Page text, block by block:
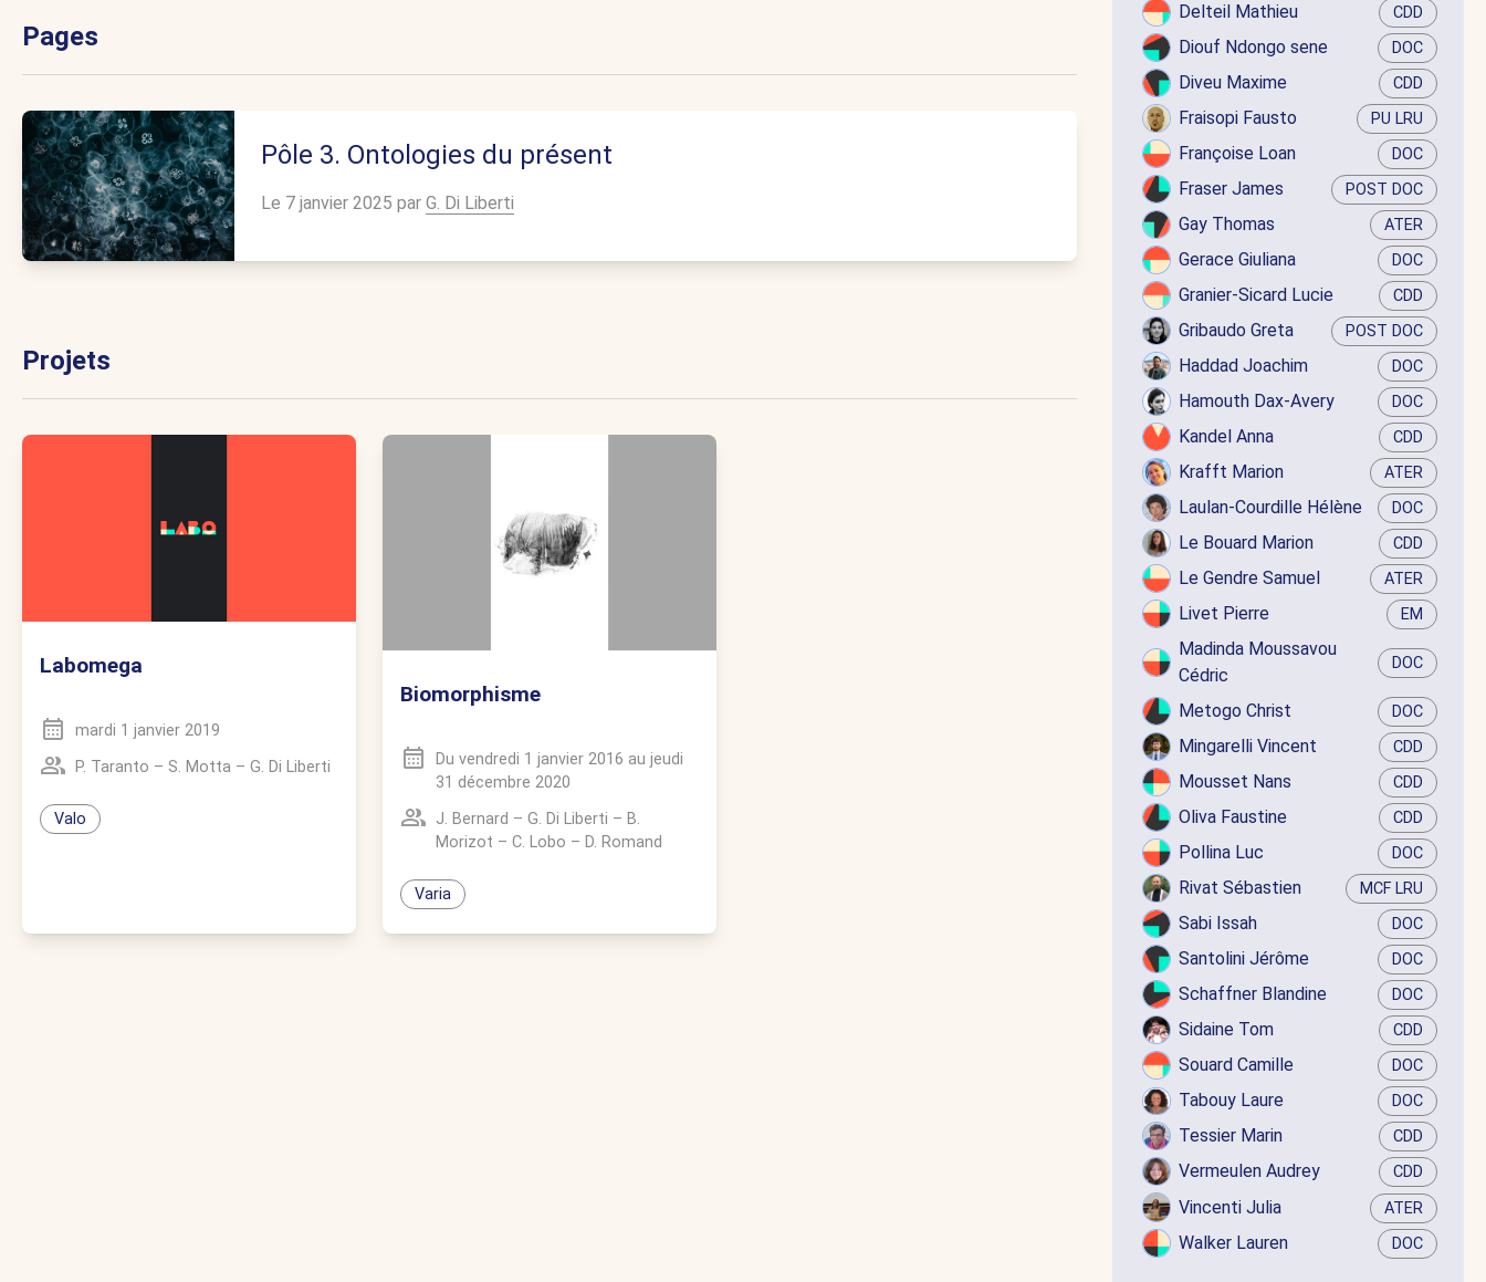
Pages
Pôle 3. Ontologies du présent
Le 7 janvier 2025 par G. Di Liberti
Projets
Labomega
mardi 1 janvier 2019
P. Taranto – S. Motta – G. Di Liberti
Valo
Biomorphisme
Du vendredi 1 janvier 2016 au jeudi
31 décembre 2020
J. Bernard – G. Di Liberti – B.
Morizot – C. Lobo – D. Romand
Varia
Delteil Mathieu CDD
Diouf Ndongo sene DOC
Diveu Maxime CDD
Fraisopi Fausto PU LRU
Françoise Loan DOC
Fraser James POST DOC
Gay Thomas ATER
Gerace Giuliana DOC
Granier-Sicard Lucie CDD
Gribaudo Greta POST DOC
Haddad Joachim DOC
Hamouth Dax-Avery DOC
Kandel Anna CDD
Krafft Marion ATER
Laulan-Courdille Hélène DOC
Le Bouard Marion CDD
Le Gendre Samuel ATER
Livet Pierre EM
Madinda Moussavou
Cédric
DOC
Metogo Christ DOC
Mingarelli Vincent CDD
Mousset Nans CDD
Oliva Faustine CDD
Pollina Luc DOC
Rivat Sébastien MCF LRU
Sabi Issah DOC
Santolini Jérôme DOC
Schaffner Blandine DOC
Sidaine Tom CDD
Souard Camille DOC
Tabouy Laure DOC
Tessier Marin CDD
Vermeulen Audrey CDD
Vincenti Julia ATER
Walker Lauren DOC